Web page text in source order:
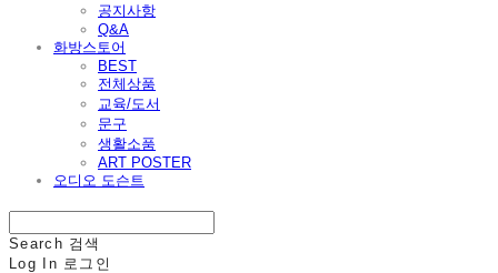
공지사항
Q&A
화방스토어
BEST
전체상품
교육/도서
문구
생활소품
ART POSTER
오디오 도슨트
Search 검색
Log In 로그인